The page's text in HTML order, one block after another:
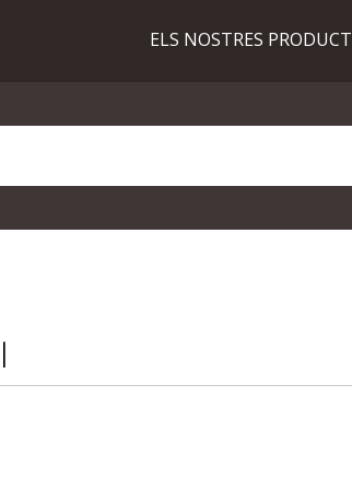
ELS NOSTRES